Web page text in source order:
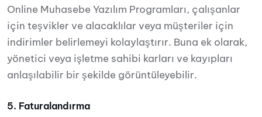
Online Muhasebe Yazılım Programları, çalışanlar
için teşvikler ve alacaklılar veya müşteriler için
indirimler belirlemeyi kolaylaştırır. Buna ek olarak,
yönetici veya işletme sahibi karları ve kayıpları
anlaşılabilir bir şekilde görüntüleyebilir.
5. Faturalandırma